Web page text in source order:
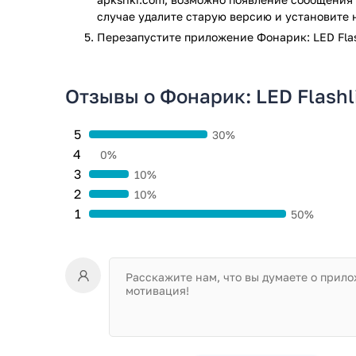
случае удалите старую версию и установите
Перезапустите приложениe Фонарик: LED
Отзывы о Фонарик: LED
1 50%
2 10%
3 10%
4 0%
5 30%